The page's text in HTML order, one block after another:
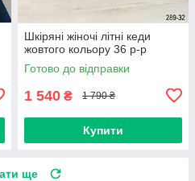
Шкіряні жіночі літні кеди
жовтого кольору 36 р-р
Готово до відправки
1 540 ₴ 1 790 ₴
Купити
ще